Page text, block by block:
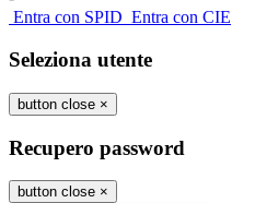
Entra con SPID Entra con CIE
Seleziona utente
button close ×
Recupero password
button close ×